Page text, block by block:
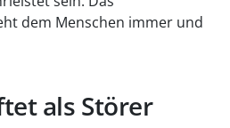
dem Menschen immer und
als Störer